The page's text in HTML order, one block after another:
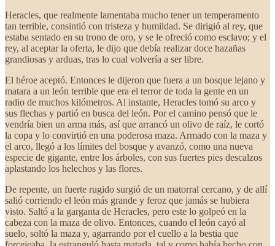
Heracles, que realmente lamentaba mucho tener un temperamento
tan terrible, consintió con tristeza y humildad. Se dirigió al rey, que
estaba sentado en su trono de oro, y se le ofreció como esclavo; y el
rey, al aceptar la oferta, le dijo que debía realizar doce hazañas
grandiosas y arduas, tras lo cual volvería a ser libre.
El héroe aceptó. Entonces le dijeron que fuera a un bosque lejano y
matara a un león terrible que era el terror de toda la gente en un
radio de muchos kilómetros. Al instante, Heracles tomó su arco y
sus flechas y partió en busca del león. Por el camino pensó que le
vendría bien un arma más, así que arrancó un olivo de raíz, le cortó
la copa y lo convirtió en una poderosa maza. Armado con la maza y
el arco, llegó a los límites del bosque y avanzó, como una nueva
especie de gigante, entre los árboles, con sus fuertes pies descalzos
aplastando los helechos y las flores.
De repente, un fuerte rugido surgió de un matorral cercano, y de allí
salió corriendo el león más grande y feroz que jamás se hubiera
visto. Saltó a la garganta de Heracles, pero este lo golpeó en la
cabeza con la maza de olivo. Entonces, cuando el león cayó al
suelo, soltó la maza y, agarrando por el cuello a la bestia que